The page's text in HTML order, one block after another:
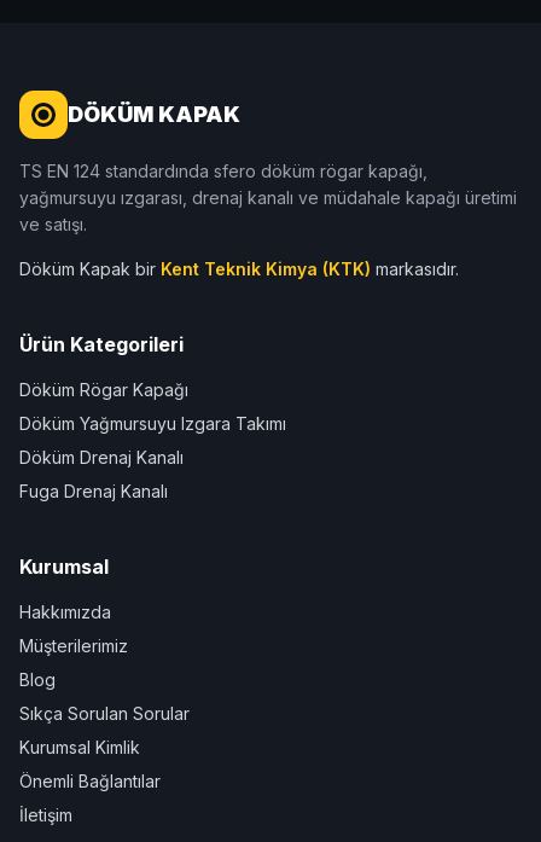
DÖKÜM KAPAK
TS EN 124 standardında sfero döküm rögar kapağı,
yağmursuyu ızgarası, drenaj kanalı ve müdahale kapağı üretimi
ve satışı.
Döküm Kapak bir Kent Teknik Kimya (KTK) markasıdır.
Ürün Kategorileri
Döküm Rögar Kapağı
Döküm Yağmursuyu Izgara Takımı
Döküm Drenaj Kanalı
Fuga Drenaj Kanalı
Kurumsal
Hakkımızda
Müşterilerimiz
Blog
Sıkça Sorulan Sorular
Kurumsal Kimlik
Önemli Bağlantılar
İletişim